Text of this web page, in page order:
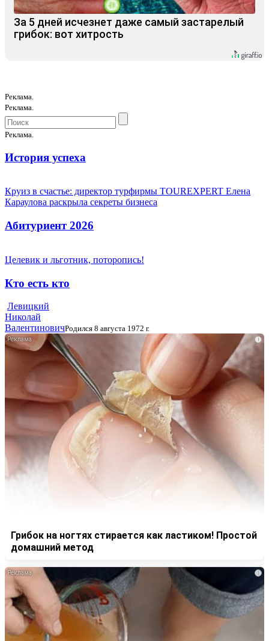
За 5 дней исчезнет даже самый застарелый
грибок: вот хитрость
Реклама.
Реклама.
Реклама.
История успеха
Круиз в счастье: директор турфирмы TOUREXPERT Елена
Караулова раскрыла секреты бизнеса
Абитуриент 2026
Целевик и льготник, поторопись!
Кто есть кто
Левицкий
Николай
ВалентиновичРодился 8 августа 1972 г.
i
Грибок на ногтях стирается как ластиком! Простой
домашний метод
i